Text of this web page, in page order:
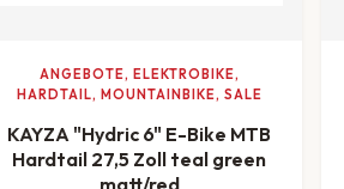
ANGEBOTE, ELEKTROBIKE,
HARDTAIL, MOUNTAINBIKE, SALE
KAYZA "Hydric 6" E-Bike MTB
Hardtail 27,5 Zoll teal green
matt/red